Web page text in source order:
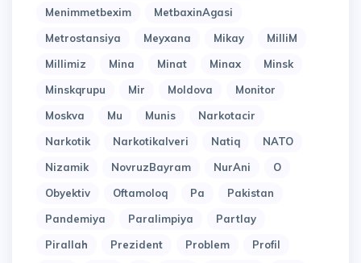
Menimmetbexim
MetbaxinAgasi
Metrostansiya
Meyxana Mikay
MilliM
Millimiz
Mina Minat Minax
Minsk
Minskqrupu
Mir Moldova
Monitor
Moskva
Mu Munis
Narkotacir
Narkotik
Narkotikalveri Natiq
NATO
Nizamik
NovruzBayram NurAni
O
Obyektiv
Oftamoloq Pa
Pakistan
Pandemiya
Paralimpiya
Partlay
Pirallah
Prezident Problem
Profil